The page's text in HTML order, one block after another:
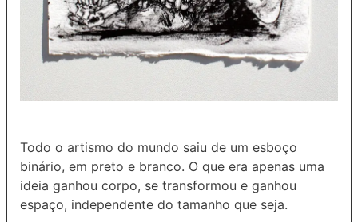
Todo o artismo do mundo saiu de um esboço
binário, em preto e branco. O que era apenas uma
ideia ganhou corpo, se transformou e ganhou
espaço, independente do tamanho que seja.